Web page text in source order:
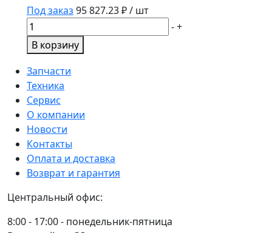
Под заказ 95 827.23₽ / шт
Количество
товара
Соленоид
47643919
-+
В корзину
Запчасти
Техника
Сервис
О компании
Новости
Контакты
Оплата и доставка
Возврат и гарантия
Центральный офис:
8:00 - 17:00 - понедельник-пятница